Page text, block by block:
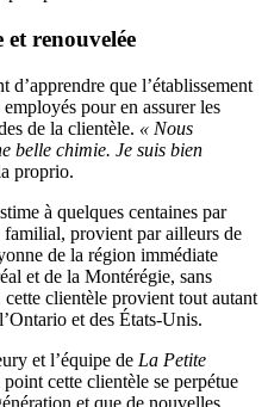
et renouvelée
d’apprendre que l’établissement
pour en assurer les
de la clientèle. « Nous
belle chimie. Je suis bien
proprio.
à quelques centaines par
provient par ailleurs de
de la région immédiate
et de la Montérégie, sans
clientèle provient tout autant
et des États-Unis.
et l’équipe de La Petite
cette clientèle se perpétue
et que de nouvelles